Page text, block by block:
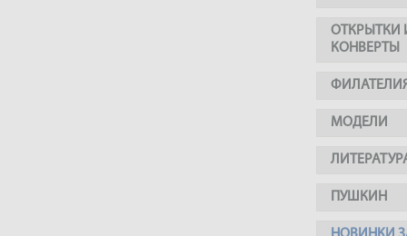
ОТКРЫТКИ
КОНВЕРТЫ
МОДЕЛИ
ПУШКИН